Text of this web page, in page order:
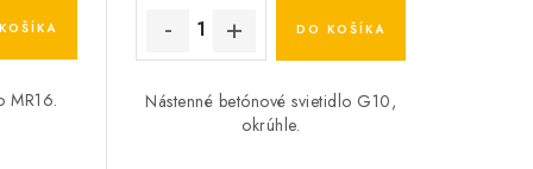
MR16.
DO KOŠÍKA
Nástenné betónové svietidlo G10,
okrúhle.